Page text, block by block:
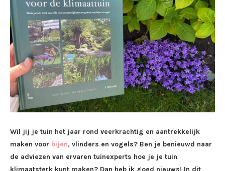
Wil jij je tuin het jaar rond veerkrachtig en aantrekkelijk
maken voor bijen, vlinders en vogels? Ben je benieuwd naar
de adviezen van ervaren tuinexperts hoe je je tuin